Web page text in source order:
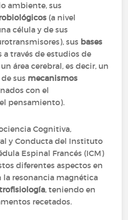
ambiente, sus
(a nivel
célula y de sus
sus bases
a través de estudios de
área cerebral, es decir, un
sus mecanismos
con el
pensamiento).
Cognitiva,
y Conducta del Instituto
Espinal Francés (ICM)
diferentes aspectos en
la resonancia magnética
, teniendo en
recetados.